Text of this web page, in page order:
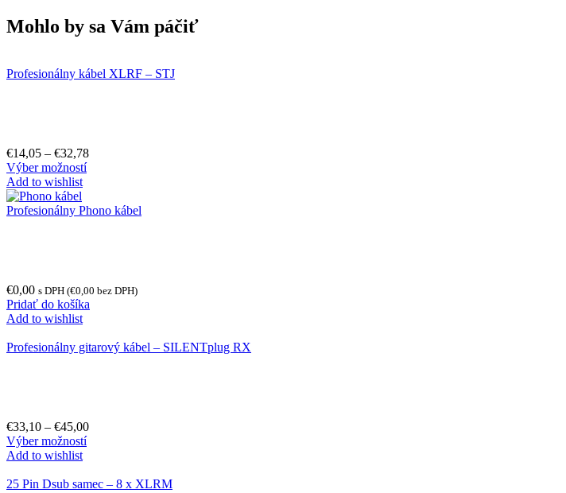
Mohlo by sa Vám páčiť
Profesionálny kábel XLRF – STJ
€14,05 – €32,78
Výber možností
Add to wishlist
Profesionálny Phono kábel
€0,00 s DPH (€0,00 bez DPH)
Pridať do košíka
Add to wishlist
Profesionálny gitarový kábel – SILENTplug RX
€33,10 – €45,00
Výber možností
Add to wishlist
25 Pin Dsub samec – 8 x XLRM